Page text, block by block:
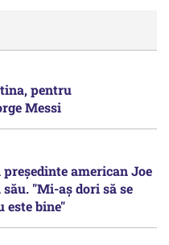
pentru
Messi
american Joe
"Mi-aș dori să se
este bine"